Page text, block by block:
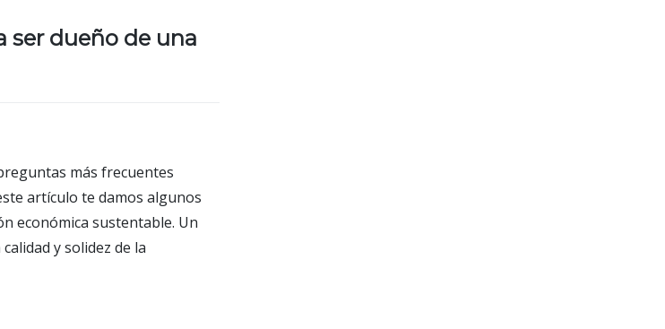
ser dueño de una
más frecuentes
artículo te damos algunos
económica sustentable. Un
y solidez de la